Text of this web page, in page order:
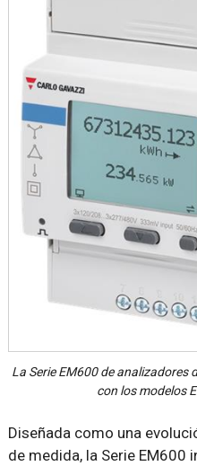
La Serie EM600 de analizadores
con los modelos
Diseñada como una
de medida, la Serie